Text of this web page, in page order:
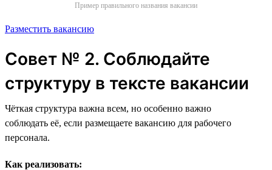
Пример правильного названия вакансии
Разместить вакансию
Совет № 2. Соблюдайте
структуру в тексте вакансии
Чёткая структура важна всем, но особенно важно
соблюдать её, если размещаете вакансию для рабочего
персонала.
Как реализовать: